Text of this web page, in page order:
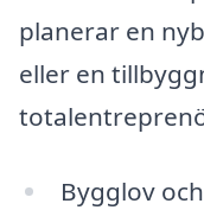
planerar en
eller en
Bygglov